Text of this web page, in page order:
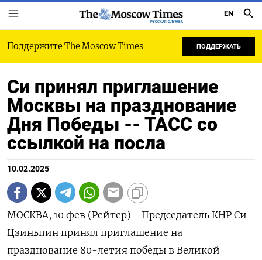
РУССКАЯ СЛУЖБА
EN
Поддержите The Moscow Times ПОДДЕРЖАТЬ
Си принял приглашение
Москвы на празднование
Дня Победы -- ТАСС со
ссылкой на посла
10.02.2025
МОСКВА, 10 фев (Рейтер) - Председатель КНР Си
Цзиньпин принял приглашение на
празднование 80-летия победы в Великой